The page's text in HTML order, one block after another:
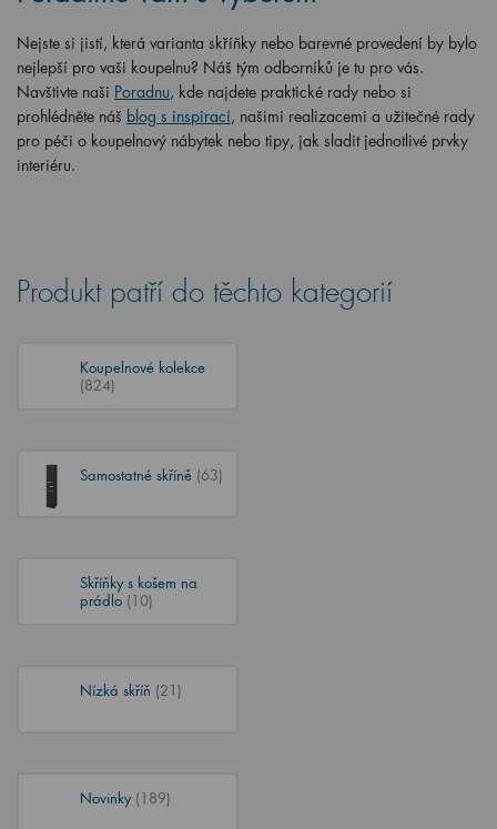
Nejste si jistí, která varianta skříňky nebo barevné provedení by bylo
nejlepší pro vaši koupelnu? Náš tým odborníků je tu pro vás.
Navštivte naši Poradnu, kde najdete praktické rady nebo si
prohlédněte náš blog s inspirací, našimi realizacemi a užitečné rady
pro péči o koupelnový nábytek nebo tipy, jak sladit jednotlivé prvky
interiéru.
Produkt patří do těchto kategorií
Koupelnové kolekce
(824)
Samostatné skříně (63)
Skříňky s košem na
prádlo (10)
Nízká skříň (21)
Novinky (189)